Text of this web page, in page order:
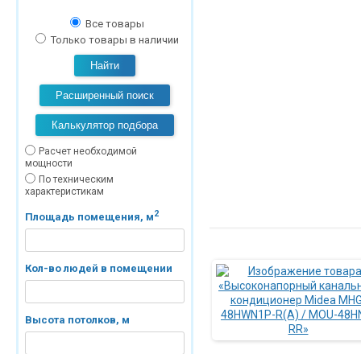
Все товары
Только товары в наличии
Найти
Расширенный поиск
Калькулятор подбора
Расчет необходимой
мощности
По техническим
характеристикам
Площадь помещения, м2
Кол-во людей в помещении
Высота потолков, м